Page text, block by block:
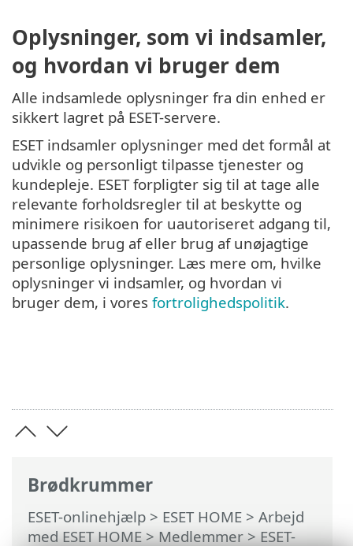
Brødkrummer
ESET-onlinehjælp > ESET HOME > Arbejd
med ESET HOME>Medlemmer>ESET-
Oplysninger, som vi indsamler,
og hvordan vi bruger dem
Alle indsamlede oplysninger fra din enhed er
sikkert lagret på ESET-servere.
ESET indsamler oplysninger med det formål at
udvikle og personligt tilpasse tjenester og
kundepleje. ESET forpligter sig til at tage alle
relevante forholdsregler til at beskytte og
minimere risikoen for uautoriseret adgang til,
upassende brug af eller brug af unøjagtige
personlige oplysninger. Læs mere om, hvilke
oplysninger vi indsamler, og hvordan vi
bruger dem, i vores fortrolighedspolitik.